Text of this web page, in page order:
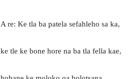
A re: Ke tla ba patela sefahleho sa ka,
ke tle ke bone hore na ba tla fella kae,